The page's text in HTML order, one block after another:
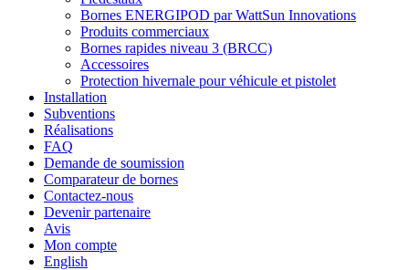
Bornes ENERGIPOD par WattSun Innovations
Produits commerciaux
Bornes rapides niveau 3 (BRCC)
Accessoires
Protection hivernale pour véhicule et pistolet
Installation
Subventions
Réalisations
FAQ
Demande de soumission
Comparateur de bornes
Contactez-nous
Devenir partenaire
Avis
Mon compte
English